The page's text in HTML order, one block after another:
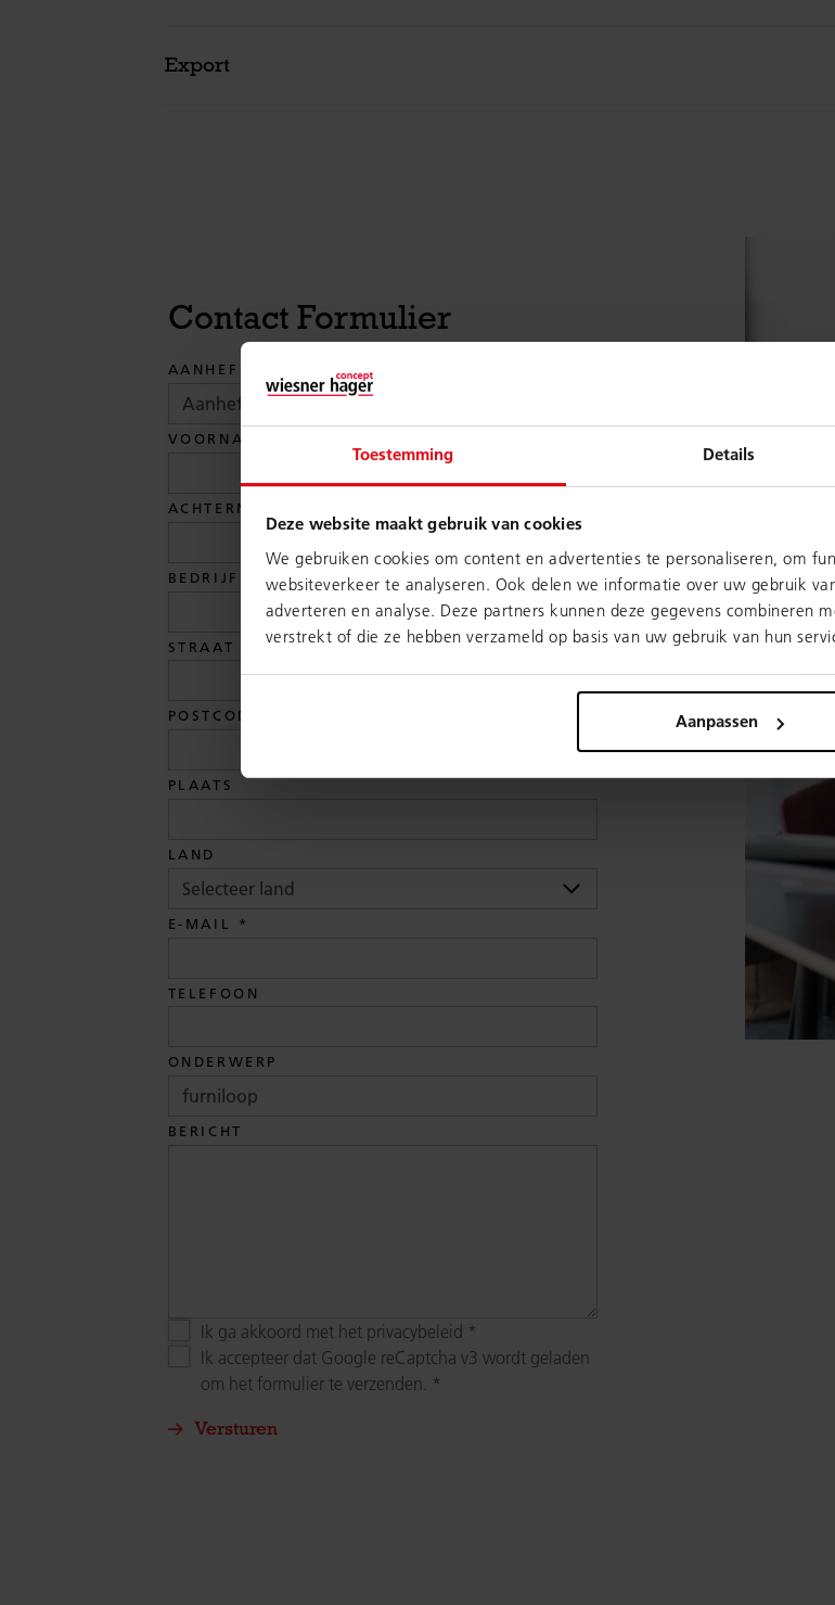
Toestemming Details
Deze website maakt gebruik van cookies
We gebruiken cookies om content en advertenties te personaliseren, om
websiteverkeer te analyseren. Ook delen we informatie over uw gebruik
adverteren en analyse. Deze partners kunnen deze gegevens combineren
verstrekt of die ze hebben verzameld op basis van uw gebruik van hun
Aanpassen
Export
Contact Formulier
AANHEF
VOORNAAM
ACHTERNAAM
BEDRIJFSNAAM
STRAAT
POSTCODE
PLAATS
LAND
E-MAIL
TELEFOON
ONDERWERP
BERICHT
Ik ga akkoord met het privacybeleid
Ik accepteer dat Google reCaptcha v3 wordt geladen
om het formulier te verzenden.
Versturen